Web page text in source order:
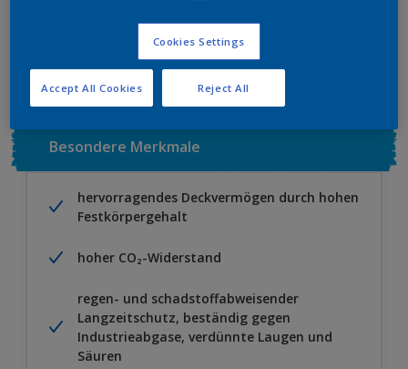
Zu Projekt hinzufügen EINEN HÄNDLER FINDEN
Besondere Merkmale
hervorragendes Deckvermögen durch hohen
Festkörpergehalt
hoher CO₂-Widerstand
regen- und schadstoffabweisender
Langzeitschutz, beständig gegen
Industrieabgase, verdünnte Laugen und
Säuren
Cookies Settings
Reject All
Accept All Cookies